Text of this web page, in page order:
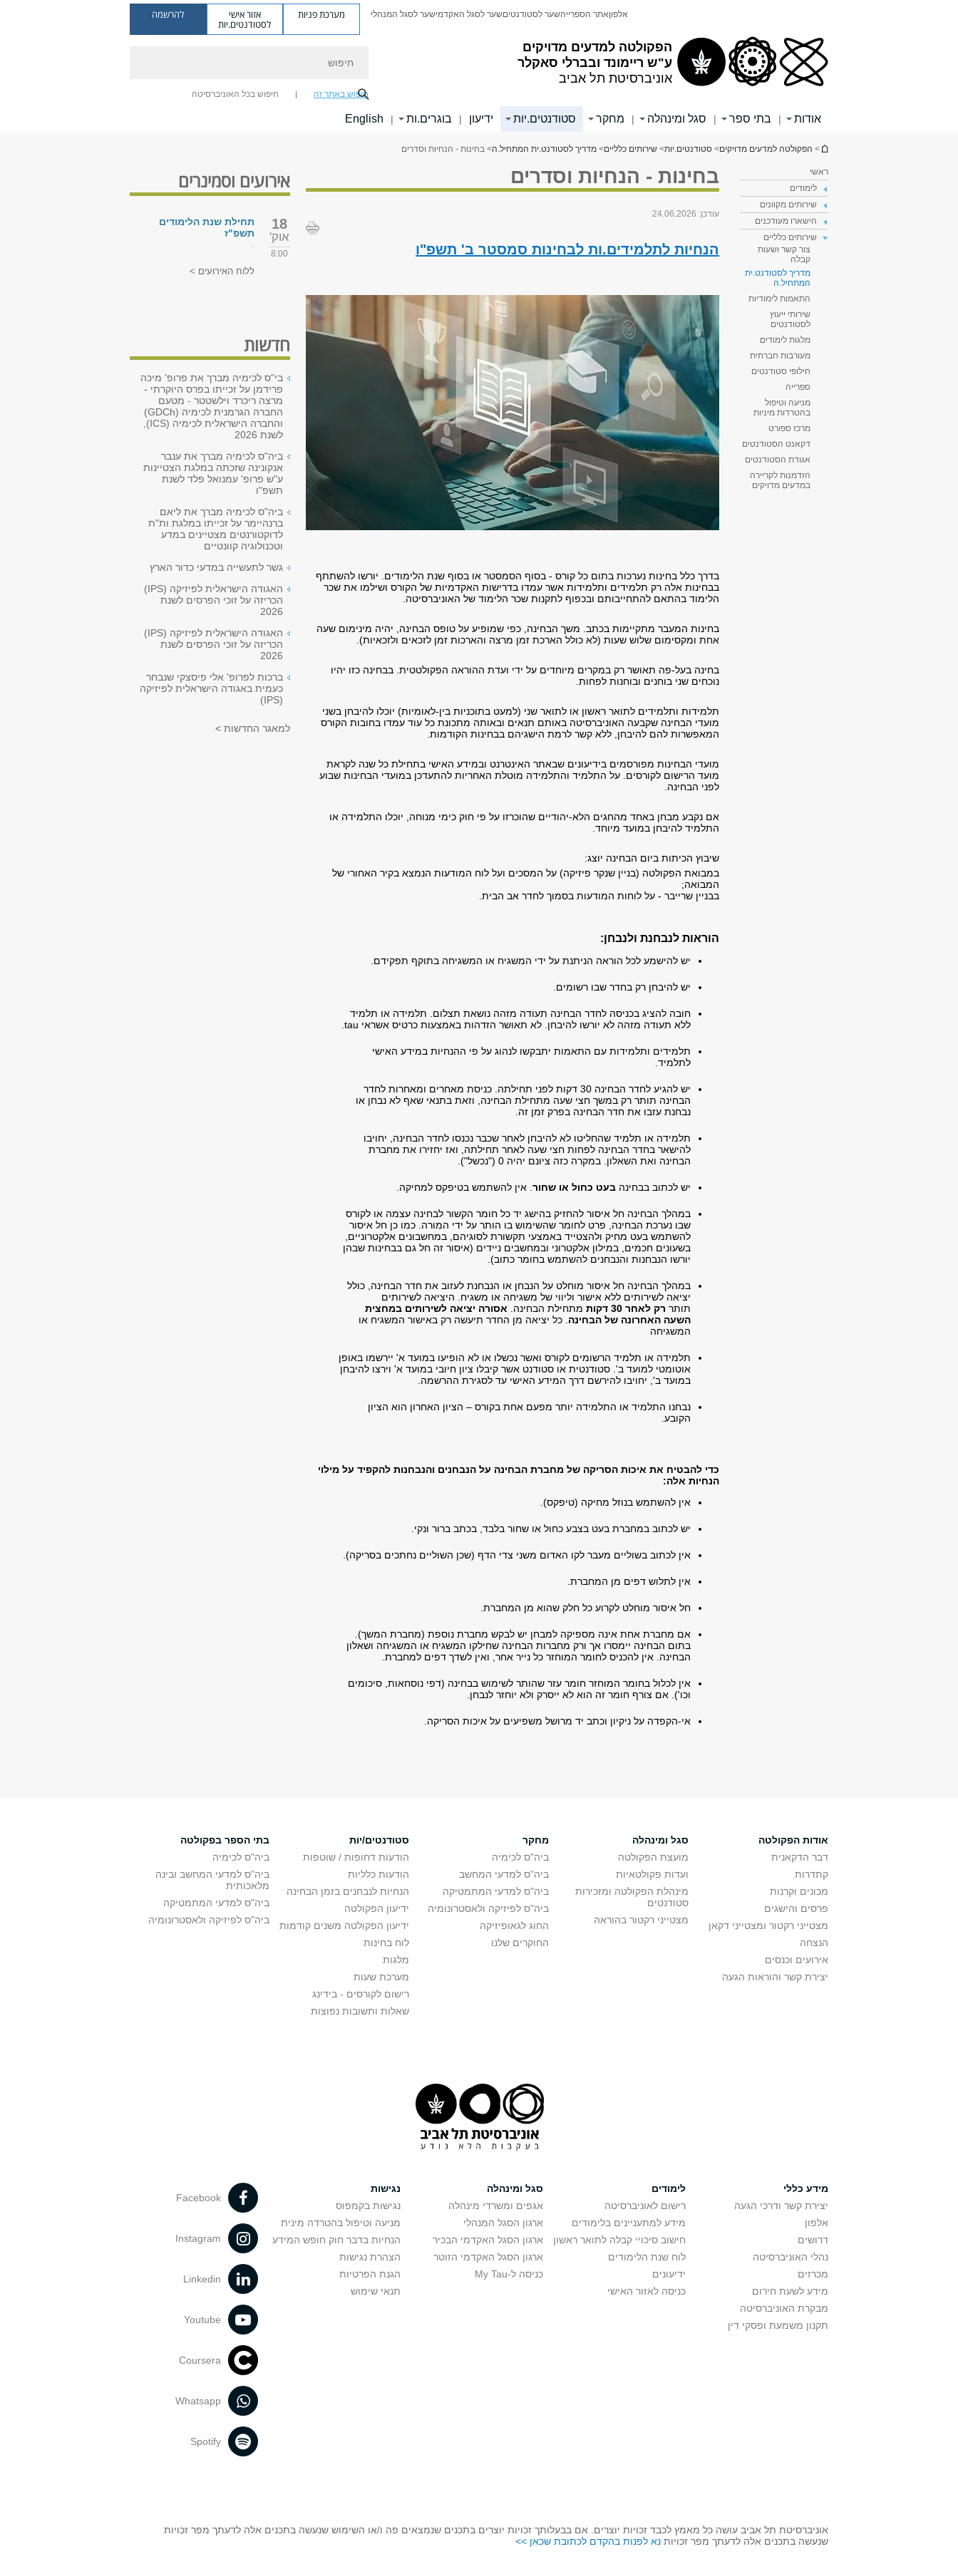
הפקולטה למדעים מדויקים
ע"ש ריימונד ובברלי סאקלר
אוניברסיטת תל אביב
אלפוןאתר הספרייהשער לסטודנטיםשער לסגל האקדמישער לסגל המנהלי מערכת פניות אזור אישי
לסטודנטים.יות
להרשמה
חיפוש באתר זה חיפוש בכל האוניברסיטה
אודות | בתי ספר | סגל ומינהלה | מחקר סטודנטים.יות ידיעון | בוגרים.ות |
English
הינך נמצא כאן
> הפקולטה למדעים מדויקים> סטודנטים.יות> שירותים כלליים> מדריך לסטודנט.ית המתחיל.ה> בחינות - הנחיות וסדרים
ראשי
לימודים
שירותים מקוונים
הישארו מעודכנים
שירותים כלליים
צור קשר ושעות
קבלה
מדריך לסטודנט.ית
המתחיל.ה
התאמות לימודיות
שירותי ייעוץ
לסטודנטים
מלגות לימודים
מעורבות חברתית
חילופי סטודנטים
ספרייה
מניעה וטיפול
בהטרדות מיניות
מרכז ספורט
דקאנט הסטודנטים
אגודת הסטודנטים
הזדמנות לקריירה
במדעים מדויקים
בחינות - הנחיות וסדרים
עודכן: 24.06.2026
הנחיות לתלמידים.ות לבחינות סמסטר ב' תשפ"ו
בדרך כלל בחינות נערכות בתום כל קורס - בסוף הסמסטר או בסוף שנת הלימודים. יורשו להשתתף
בבחינות אלה רק תלמידים ותלמידות אשר עמדו בדרישות האקדמיות של הקורס ושילמו את שכר
הלימוד בהתאם להתחייבותם ובכפוף לתקנות שכר הלימוד של האוניברסיטה.
בחינות המעבר מתקיימות בכתב. משך הבחינה, כפי שמופיע על טופס הבחינה, יהיה מינימום שעה
אחת ומקסימום שלוש שעות (לא כולל הארכת זמן מרצה והארכות זמן לזכאים ולזכאיות).
בחינה בעל-פה תאושר רק במקרים מיוחדים על ידי ועדת ההוראה הפקולטטית. בבחינה כזו יהיו
נוכחים שני בוחנים ובוחנות לפחות.
תלמידות ותלמידים לתואר ראשון או לתואר שני (למעט בתוכניות בין-לאומיות) יוכלו להיבחן בשני
מועדי הבחינה שקבעה האוניברסיטה באותם תנאים ובאותה מתכונת כל עוד עמדו בחובות הקורס
המאפשרות להם להיבחן, ללא קשר לרמת הישגיהם בבחינות הקודמות.
מועדי הבחינות מפורסמים בידיעונים שבאתר האינטרנט ובמידע האישי בתחילת כל שנה לקראת
מועד הרישום לקורסים. על התלמיד והתלמידה מוטלת האחריות להתעדכן במועדי הבחינות שבוע
לפני הבחינה.
אם נקבע מבחן באחד מהחגים הלא-יהודיים שהוכרזו על פי חוק כימי מנוחה, יוכלו התלמידה או
התלמיד להיבחן במועד מיוחד.
שיבוץ הכיתות ביום הבחינה יוצג:
במבואת הפקולטה (בניין שנקר פיזיקה) על המסכים ועל לוח המודעות הנמצא בקיר האחורי של
המבואה;
בבניין שרייבר - על לוחות המודעות בסמוך לחדר אב הבית.
הוראות לנבחנת ולנבחן:
יש להישמע לכל הוראה הניתנת על ידי המשגיח או המשגיחה בתוקף תפקידם.
יש להיבחן רק בחדר שבו רשומים.
חובה להציג בכניסה לחדר הבחינה תעודה מזהה נושאת תצלום. תלמידה או תלמיד
ללא תעודה מזהה לא יורשו להיבחן. לא תאושר הזדהות באמצעות כרטיס אשראי tau.
תלמידים ותלמידות עם התאמות יתבקשו לנהוג על פי ההנחיות במידע האישי
לתלמיד.
יש להגיע לחדר הבחינה 30 דקות לפני תחילתה. כניסת מאחרים ומאחרות לחדר
הבחינה תותר רק במשך חצי שעה מתחילת הבחינה, וזאת בתנאי שאף לא נבחן או
נבחנת עזבו את חדר הבחינה בפרק זמן זה.
תלמידה או תלמיד שהחליטו לא להיבחן לאחר שכבר נכנסו לחדר הבחינה, יחויבו
להישאר בחדר הבחינה לפחות חצי שעה לאחר תחילתה, ואז יחזירו את מחברת
הבחינה ואת השאלון. במקרה כזה ציונם יהיה 0 ("נכשל").
יש לכתוב בבחינה בעט כחול או שחור . אין להשתמש בטיפקס למחיקה.
במהלך הבחינה חל איסור להחזיק בהישג יד כל חומר הקשור לבחינה עצמה או לקורס
שבו נערכת הבחינה, פרט לחומר שהשימוש בו הותר על ידי המורה. כמו כן חל איסור
להשתמש בעט מחיק ולהצטייד באמצעי תקשורת לסוגיהם, במחשבונים אלקטרוניים,
בשעונים חכמים, במילון אלקטרוני ובמחשבים ניידים (איסור זה חל גם בבחינות שבהן
יורשו הנבחנות והנבחנים להשתמש בחומר כתוב).
במהלך הבחינה חל איסור מוחלט על הנבחן או הנבחנת לעזוב את חדר הבחינה, כולל
יציאה לשירותים ללא אישור וליווי של משגיחה או משגיח. היציאה לשירותים
תותר רק לאחר 30 דקות מתחילת הבחינה. אסורה יציאה לשירותים במחצית
השעה האחרונה של הבחינה . כל יציאה מן החדר תיעשה רק באישור המשגיח או
המשגיחה
תלמידה או תלמיד הרשומים לקורס ואשר נכשלו או לא הופיעו במועד א' יירשמו באופן
אוטומטי למועד ב'. סטודנטית או סטודנט אשר קיבלו ציון חיובי במועד א' וירצו להיבחן
במועד ב', יחויבו להירשם דרך המידע האישי עד לסגירת ההרשמה.
נבחנו התלמיד או התלמידה יותר מפעם אחת בקורס – הציון האחרון הוא הציון
הקובע.
כדי להבטיח את איכות הסריקה של מחברת הבחינה על הנבחנים והנבחנות להקפיד על מילוי
הנחיות אלה:
אין להשתמש בנוזל מחיקה (טיפקס).
יש לכתוב במחברת בעט בצבע כחול או שחור בלבד, בכתב ברור ונקי.
אין לכתוב בשוליים מעבר לקו האדום משני צדי הדף (שכן השוליים נחתכים בסריקה).
אין לתלוש דפים מן המחברת.
חל איסור מוחלט לקרוע כל חלק שהוא מן המחברת.
אם מחברת אחת אינה מספיקה למבחן יש לבקש מחברת נוספת (מחברת המשך).
בתום הבחינה יימסרו אך ורק מחברות הבחינה שחילקו המשגיח או המשגיחה ושאלון
הבחינה. אין להכניס לחומר המוחזר כל נייר אחר, ואין לשדך דפים למחברת.
אין לכלול בחומר המוחזר חומר עזר שהותר לשימוש בבחינה (דפי נוסחאות, סיכומים
וכו'). אם צורף חומר זה הוא לא ייסרק ולא יוחזר לנבחן.
אי-הקפדה על ניקיון וכתב יד מרושל משפיעים על איכות הסריקה.
אירועים וסמינרים
18
אוק'
8:00
תחילת שנת הלימודים
תשפ"ז
.
ללוח האירועים >
חדשות
בי"ס לכימיה מברך את פרופ' מיכה
פרידמן על זכייתו בפרס היוקרתי -
מרצה ריכרד וילשטטר - מטעם
החברה הגרמנית לכימיה (GDCh)
והחברה הישראלית לכימיה (ICS),
לשנת 2026
ביה"ס לכימיה מברך את ענבר
אנקונינה שזכתה במלגת הצטיינות
ע"ש פרופ' עמנואל פלד לשנת
תשפ"ו
ביה"ס לכימיה מברך את ליאם
ברנהיימר על זכייתו במלגת ות"ת
לדוקטורנטים מצטיינים במדע
וטכנולוגיה קוונטיים
גשר לתעשייה במדעי כדור הארץ
האגודה הישראלית לפיזיקה (IPS)
הכריזה על זוכי הפרסים לשנת
2026
האגודה הישראלית לפיזיקה (IPS)
הכריזה על זוכי הפרסים לשנת
2026
ברכות לפרופ' אלי פיסצקי שנבחר
כעמית באגודה הישראלית לפיזיקה
(IPS)
למאגר החדשות >
אודות הפקולטה
דבר הדקאנית
קתדרות
מכונים וקרנות
פרסים והישגים
מצטייני רקטור ומצטייני דקאן
הנצחה
אירועים וכנסים
יצירת קשר והוראות הגעה
סגל ומינהלה
מועצת הפקולטה
ועדות פקולטאיות
מינהלת הפקולטה ומזכירות
סטודנטים
מצטייני רקטור בהוראה
מחקר
ביה"ס לכימיה
ביה"ס למדעי המחשב
ביה"ס למדעי המתמטיקה
ביה"ס לפיזיקה ולאסטרונומיה
החוג לגאופיזיקה
החוקרים שלנו
סטודנטים/יות
הודעות דחופות / שוטפות
הודעות כלליות
הנחיות לנבחנים בזמן הבחינה
ידיעון הפקולטה
ידיעון הפקולטה משנים קודמות
לוח בחינות
מלגות
מערכת שעות
רישום לקורסים - בידינג
שאלות ותשובות נפוצות
בתי הספר בפקולטה
ביה"ס לכימיה
ביה"ס למדעי המחשב ובינה
מלאכותית
ביה"ס למדעי המתמטיקה
ביה"ס לפיזיקה ולאסטרונומיה
מידע כללי
יצירת קשר ודרכי הגעה
אלפון
דרושים
נהלי האוניברסיטה
מכרזים
מידע לשעת חירום
מבקרת האוניברסיטה
תקנון משמעת ופסקי דין
לימודים
רישום לאוניברסיטה
מידע למתעניינים בלימודים
חישוב סיכויי קבלה לתואר ראשון
לוח שנת הלימודים
ידיעונים
כניסה לאזור האישי
סגל ומינהלה
אגפים ומשרדי מינהלה
ארגון הסגל המנהלי
ארגון הסגל האקדמי הבכיר
ארגון הסגל האקדמי הזוטר
כניסה ל-My Tau
נגישות
נגישות בקמפוס
מניעה וטיפול בהטרדה מינית
הנחיות בדבר חוק חופש המידע
הצהרת נגישות
הגנת הפרטיות
תנאי שימוש
Facebook
Instagram
Linkedin
Youtube
Coursera
Whatsapp
Spotify
אוניברסיטת תל אביב עושה כל מאמץ לכבד זכויות יוצרים. אם בבעלותך זכויות יוצרים בתכנים שנמצאים פה ו/או השימוש שנעשה בתכנים אלה לדעתך מפר זכויות
שנעשה בתכנים אלה לדעתך מפר זכויות נא לפנות בהקדם לכתובת שכאן >>